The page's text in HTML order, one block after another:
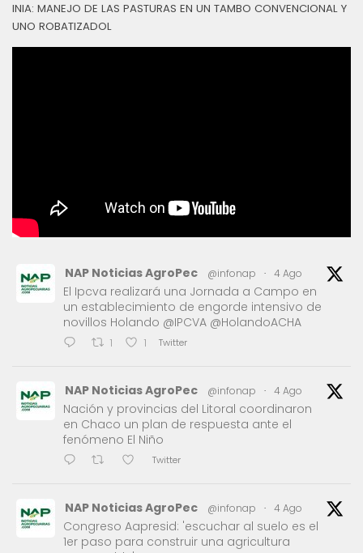
INIA: MANEJO DE LAS PASTURAS EN UN TAMBO CONVENCIONAL Y
UNO ROBATIZADOL
NAP Noticias AgroPec @infonap · 4 Ago
El Ipcva realizará una Jornada a Campo en
un establecimiento de engorde intensivo de
novillos Holando @IPCVA @HolandoACHA
1 1 Twitter
NAP Noticias AgroPec @infonap · 4 Ago
Nación y provincias del Litoral coordinaron
en Chaco un plan de respuesta ante el
fenómeno El Niño
Twitter
NAP Noticias AgroPec @infonap · 4 Ago
Congreso Aapresid: 'escuchar al suelo es el
1er paso para construir una agricultura